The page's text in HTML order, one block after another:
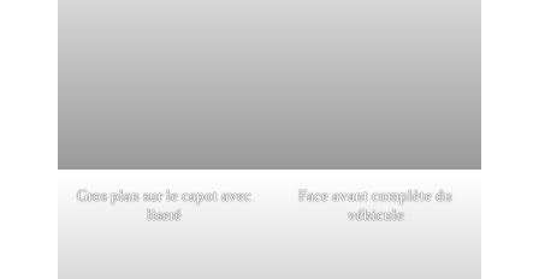
Gros plan sur le capot avec
liseré
Face avant complète du
véhicule